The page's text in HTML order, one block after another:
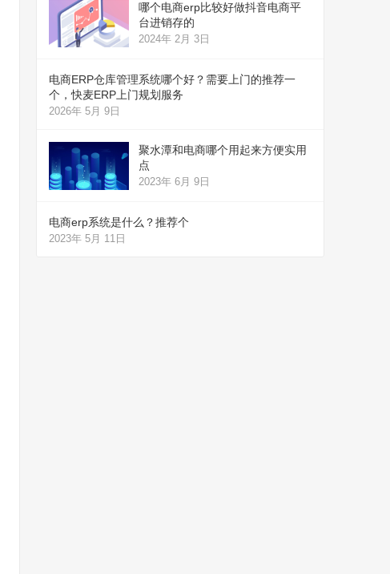
哪个电商erp比较好做抖音电商平
台进销存的
2024年 2月 3日
电商ERP仓库管理系统哪个好？需要上门的推荐一
个，快麦ERP上门规划服务
2026年 5月 9日
聚水潭和电商哪个用起来方便实用
点
2023年 6月 9日
电商erp系统是什么？推荐个
2023年 5月 11日